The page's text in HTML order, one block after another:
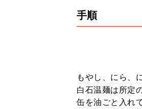
手順
もやし、にら、
白石温麺は所定
缶を油ごと入れ